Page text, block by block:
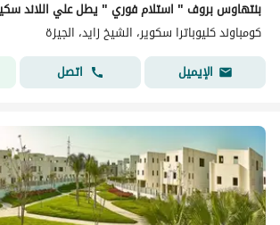
كومباوند كليوباترا سكوير، الشيخ زايد، الجيزة
الإيميل
اتصل